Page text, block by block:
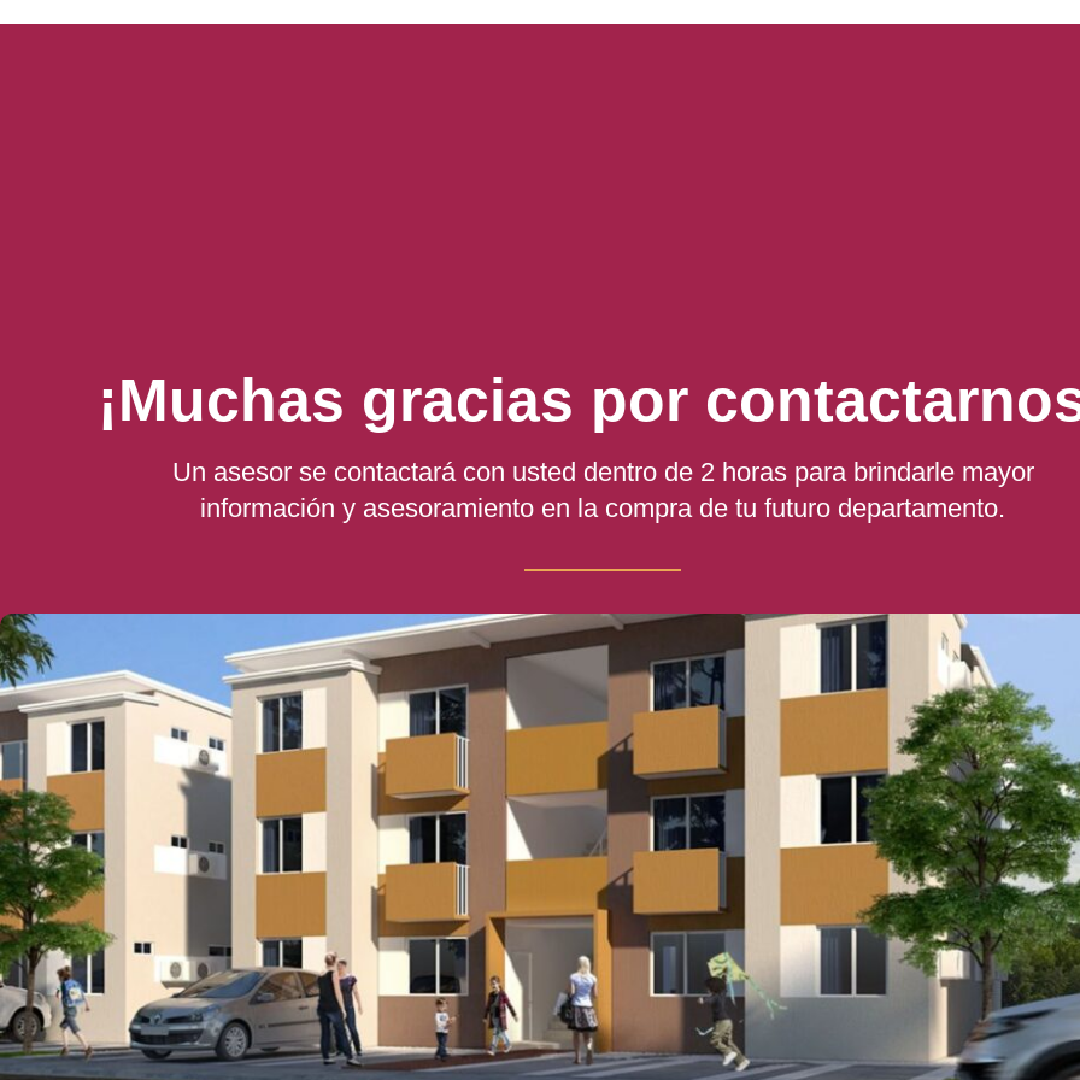
¡Muchas gracias por
Un asesor se contactará con usted dentro de 2 horas para brindarle mayor
información y asesoramiento en la compra de tu futuro departamento.